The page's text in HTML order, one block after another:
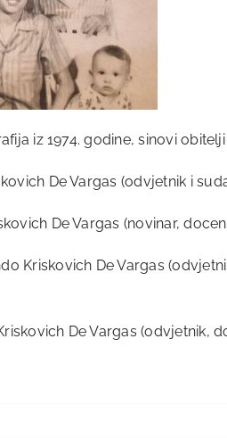
iz 1974. godine, sinovi
De Vargas (odvjetnik i
De Vargas (novinar,
Kriskovich De Vargas
De Vargas